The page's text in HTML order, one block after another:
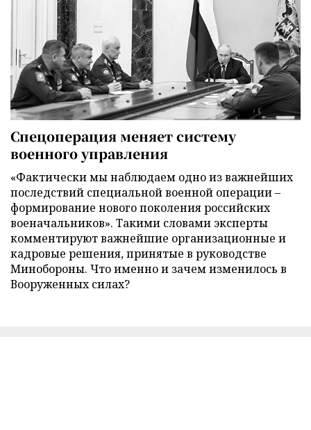
Спецоперация меняет систему
военного управления
«Фактически мы наблюдаем одно из важнейших
последствий специальной военной операции –
формирование нового поколения российских
военачальников». Такими словами эксперты
комментируют важнейшие организационные и
кадровые решения, принятые в руководстве
Минобороны. Что именно и зачем изменилось в
Вооруженных силах?